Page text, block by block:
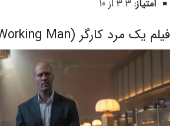
امتیاز:
فیلم یک مرد کارگر (A Working Man)